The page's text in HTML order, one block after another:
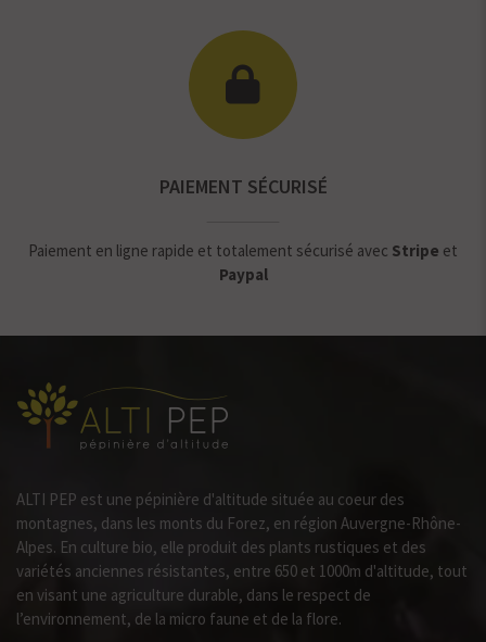
PAIEMENT SÉCURISÉ
Paiement en ligne rapide et totalement sécurisé avec Stripe et
Paypal
ALTI PEP est une pépinière d'altitude située au coeur des
montagnes, dans les monts du Forez, en région Auvergne-Rhône-
Alpes. En culture bio, elle produit des plants rustiques et des
variétés anciennes résistantes, entre 650 et 1000m d'altitude, tout
en visant une agriculture durable, dans le respect de
l’environnement, de la micro faune et de la flore.